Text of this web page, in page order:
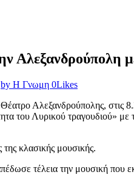
Αλεξανδρούπολη
by Η Γνωμη 0Likes
Αλεξανδρούπολης, στις
του Λυρικού τραγουδιού»
κλασικής μουσικής.
τέλεια την μουσική που